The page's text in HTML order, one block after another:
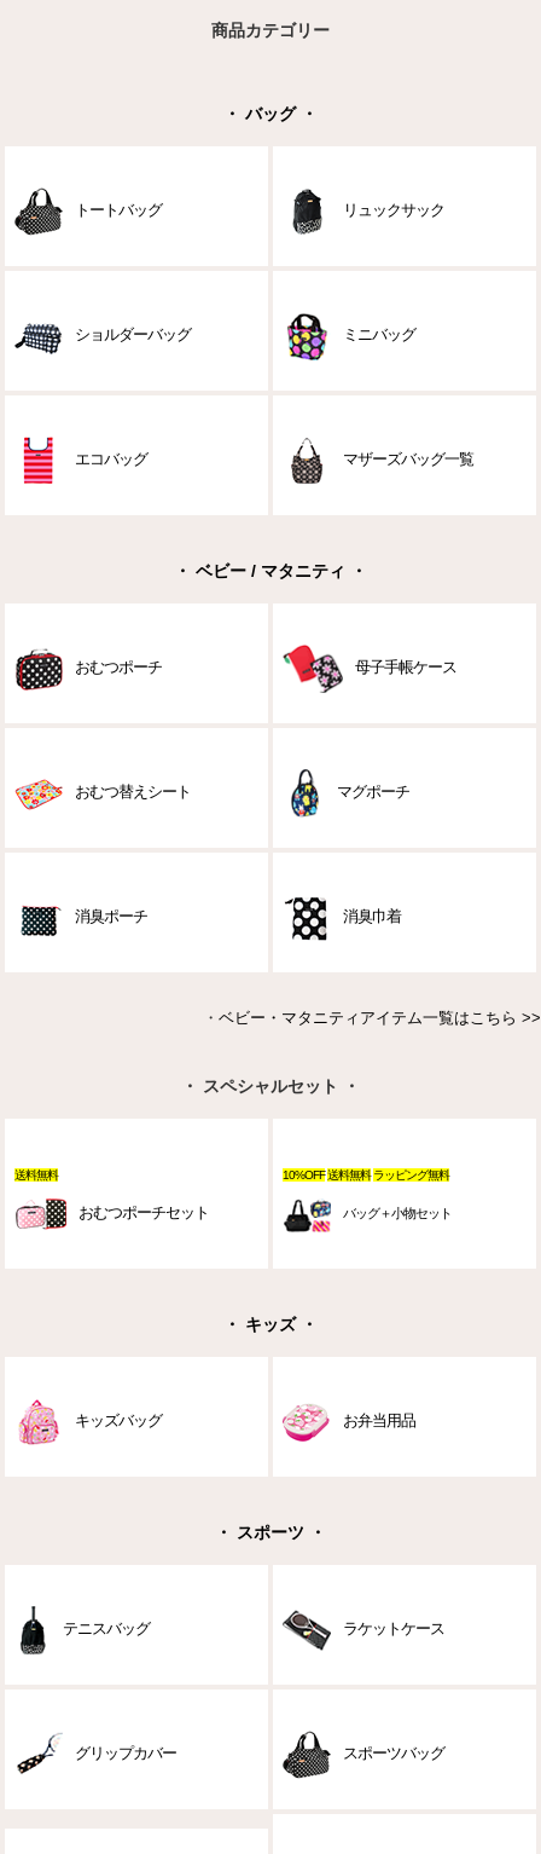
商品カテゴリー
・ バッグ ・
トートバッグ リュックサック
ショルダーバッグ ミニバッグ
エコバッグ マザーズバッグ一覧
・ ベビー / マタニティ ・
おむつポーチ 母子手帳ケース
おむつ替えシート マグポーチ
消臭ポーチ 消臭巾着
・ ベビー・マタニティアイテム一覧はこちら >>
・ スペシャルセット ・
送料無料
おむつポーチセット
10%OFF 送料無料 ラッピング無料
バッグ＋小物セット
・ キッズ ・
キッズバッグ お弁当用品
・ スポーツ ・
テニスバッグ ラケットケース
グリップカバー スポーツバッグ